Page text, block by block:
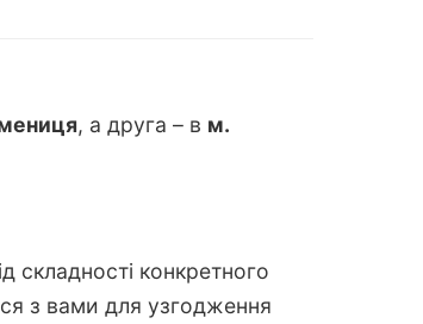
, а друга – в м.
складності конкретного
з вами для узгодження